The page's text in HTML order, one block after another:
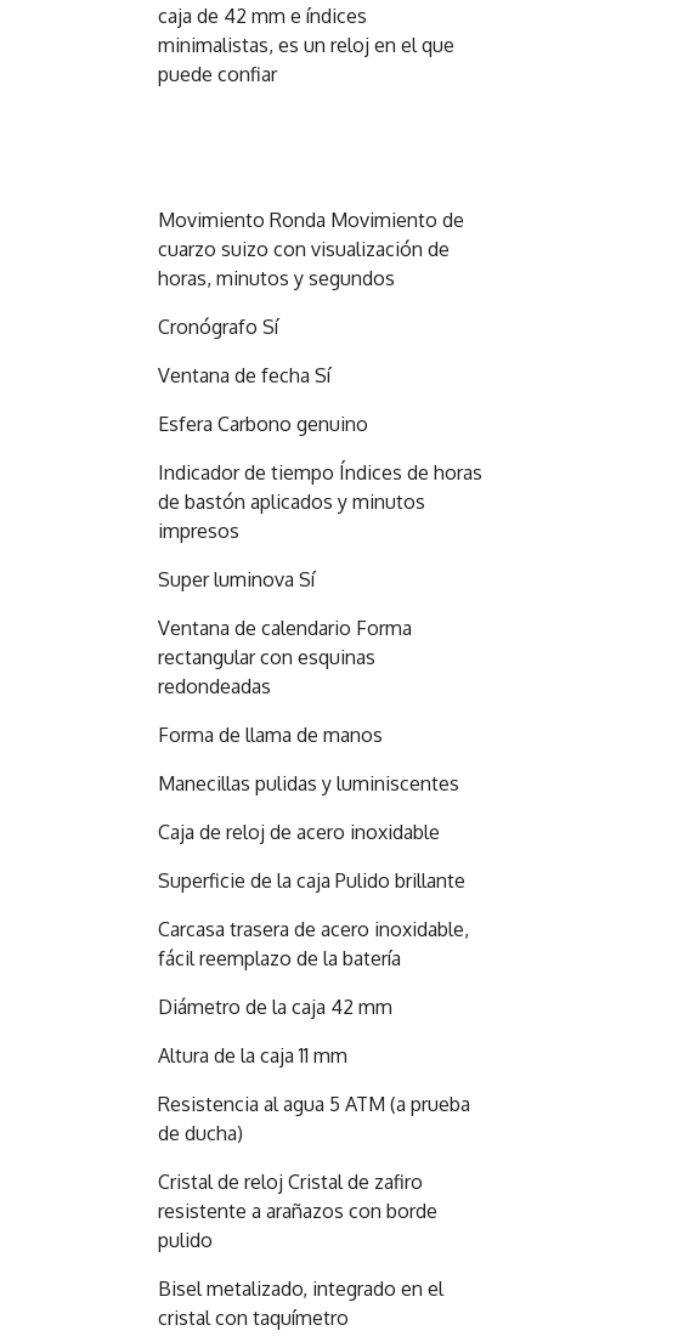
caja de 42 mm e índices
minimalistas, es un reloj en el que
puede confiar
Movimiento Ronda Movimiento de
cuarzo suizo con visualización de
horas, minutos y segundos
Cronógrafo Sí
Ventana de fecha Sí
Esfera Carbono genuino
Indicador de tiempo Índices de horas
de bastón aplicados y minutos
impresos
Super luminova Sí
Ventana de calendario Forma
rectangular con esquinas
redondeadas
Forma de llama de manos
Manecillas pulidas y luminiscentes
Caja de reloj de acero inoxidable
Superficie de la caja Pulido brillante
Carcasa trasera de acero inoxidable,
fácil reemplazo de la batería
Diámetro de la caja 42 mm
Altura de la caja 11 mm
Resistencia al agua 5 ATM (a prueba
de ducha)
Cristal de reloj Cristal de zafiro
resistente a arañazos con borde
pulido
Bisel metalizado, integrado en el
cristal con taquímetro